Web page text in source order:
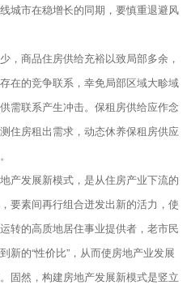
城市在稳增长的同期，要慎重退避风
商品住房供给充裕以致局部多余，
在的竞争联系，幸免局部区域大畛域
需联系产生冲击。保租房供给应作念
住房租出需求，动态休养保租房供应
发展新模式，是从住房产业下流的
要素间再行组合迸发出新的活力，使
转的高质地居住事业提供者，老市民
新的“性价比”，从而使房地产业发展
固然，构建房地产发展新模式是竖立